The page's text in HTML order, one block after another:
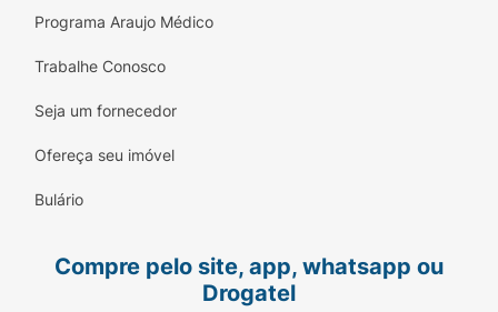
Programa Araujo Médico
Trabalhe Conosco
Seja um fornecedor
Ofereça seu imóvel
Bulário
Compre pelo site, app, whatsapp ou
Drogatel